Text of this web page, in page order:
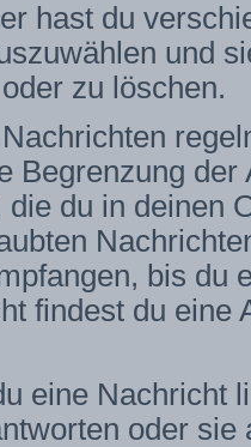
hast du
und
zu löschen.
Begrenzung
die du in deinen
bis du
findest du eine
eine Nachricht
oder